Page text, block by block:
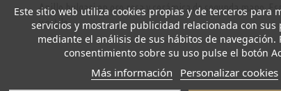
Anillo bulgari en oro rosa y cerámica de segunda mano.
y estilo.
Este sitio web utiliza cookies propias y de terceros para
servicios y mostrarle publicidad relacionada con sus
mediante el análisis de sus hábitos de navegación.
consentimiento sobre su uso pulse el botón
Más información Personalizar cookies